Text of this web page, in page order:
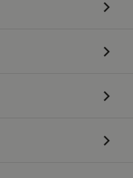
serviss, lai
piekrišanas
Script.com